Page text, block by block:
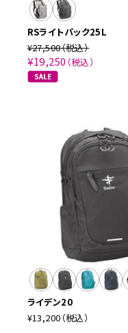
RSライトパック25L
¥27,500（税込）
¥19,250 （税込）
ライデン20
¥13,200 （税込）